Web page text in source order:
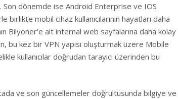
Son dönemde ise Android Enterprise ve IOS
mobil cihaz kullanıcılarının hayatları daha
Bilyoner’e ait internal web sayfalarına daha kolay
bu kez bir VPN yapısı oluşturmak üzere Mobile
kullanıcılar doğrudan tarayıcı üzerinden bu
ve son güncellemeler doğrultusunda bilgiye ve